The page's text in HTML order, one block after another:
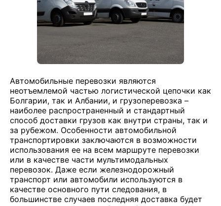
Автомобильные перевозки являются
неотъемлемой частью логистической цепочки как
Болгарии, так и Албании, и грузоперевозка –
наиболее распространенный и стандартный
способ доставки грузов как внутри страны, так и
за рубежом. Особенности автомобильной
транспортировки заключаются в возможности
использования ее на всем маршруте перевозки
или в качестве части мультимодальных
перевозок. Даже если железнодорожный
транспорт или автомобили используются в
качестве основного пути следования, в
большинстве случаев последняя доставка будет